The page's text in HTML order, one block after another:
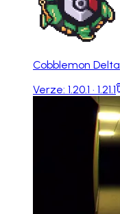
Cobblemon Delta
Verze: 1.20.1 · 1.21.1